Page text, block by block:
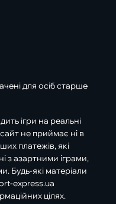
для осіб старше
ігри на реальні
не приймає ні в
платежів, які
з азартними іграми,
Будь-які матеріали
express.ua
цілях.